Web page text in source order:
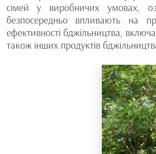
сімей у виробничих умовах,
безпосередньо впливають на
ефективності бджільництва,
також інших продуктів